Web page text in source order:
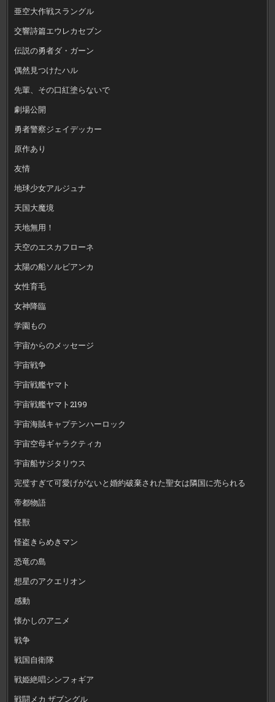
亜空大作戦スラングル
交響詩篇エウレカセブン
伝説の勇者ダ・ガーン
偶然見つけたハル
先輩、その口紅塗らないで
劇場公開
勇者警察ジェイデッカー
原作あり
友情
地球少女アルジュナ
天国大魔境
天地無用！
天空のエスカフローネ
太陽の船ソルビアンカ
女性育毛
女神降臨
学園もの
宇宙からのメッセージ
宇宙戦争
宇宙戦艦ヤマト
宇宙戦艦ヤマト2199
宇宙海賊キャプテンハーロック
宇宙空母ギャラクティカ
宇宙船サジタリウス
完璧すぎて可愛げがないと婚約破棄された聖女は隣国に売られる
帝都物語
怪獣
怪盗きらめきマン
恐竜の島
想星のアクエリオン
感動
懐かしのアニメ
戦争
戦国自衛隊
戦姫絶唱シンフォギア
戦闘メカ ザブングル